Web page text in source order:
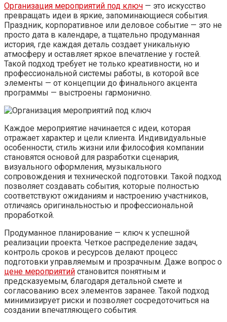
Организация мероприятий под ключ — это искусство
превращать идеи в яркие, запоминающиеся события.
Праздник, корпоративное или деловое событие — это не
просто дата в календаре, а тщательно продуманная
история, где каждая деталь создает уникальную
атмосферу и оставляет яркое впечатление у гостей.
Такой подход требует не только креативности, но и
профессиональной системы работы, в которой все
элементы — от концепции до финального акцента
программы — выстроены гармонично.
Каждое мероприятие начинается с идеи, которая
отражает характер и цели клиента. Индивидуальные
особенности, стиль жизни или философия компании
становятся основой для разработки сценария,
визуального оформления, музыкального
сопровождения и технической подготовки. Такой подход
позволяет создавать события, которые полностью
соответствуют ожиданиям и настроению участников,
отличаясь оригинальностью и профессиональной
проработкой.
Продуманное планирование — ключ к успешной
реализации проекта. Четкое распределение задач,
контроль сроков и ресурсов делают процесс
подготовки управляемым и прозрачным. Даже вопрос о
цене мероприятий становится понятным и
предсказуемым, благодаря детальной смете и
согласованию всех элементов заранее. Такой подход
минимизирует риски и позволяет сосредоточиться на
создании впечатляющего события.